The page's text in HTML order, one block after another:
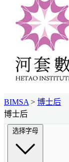
BIMSA > 博士后
博士后
选择字母